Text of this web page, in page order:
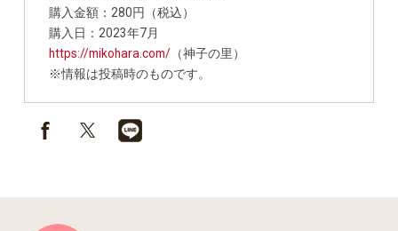
購入金額：280円（税込）
購入日：2023年7月
https://mikohara.com/ （神子の里）
※情報は投稿時のものです。